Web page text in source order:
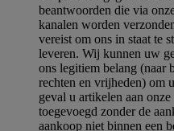
beantwoorden die via
kanalen worden
vereist om ons in staat te
leveren. Wij kunnen uw
ons legitiem belang (naar
rechten en vrijheden) om
geval u artikelen aan
toegevoegd zonder de
aankoop niet binnen een